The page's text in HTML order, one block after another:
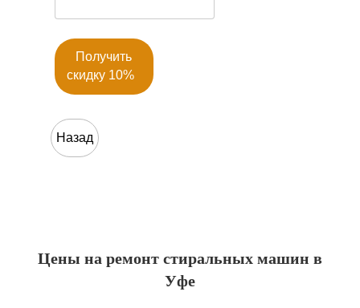
Получить
скидку 10%
Назад
Цены на ремонт стиральных машин в
Уфе